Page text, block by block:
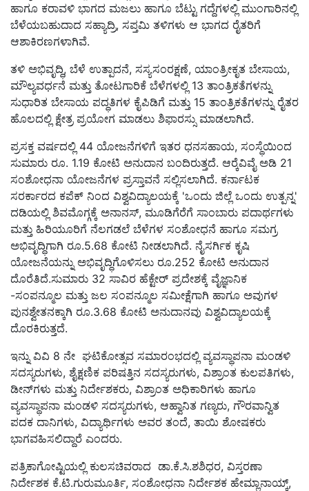
ಹಾಗೂ ಕರಾವಳಿ ಭಾಗದ ಮಜಲು ಹಾಗೂ ಬೆಟ್ಟು ಗದ್ದೆಗಳಲ್ಲಿ ಮುಂಗಾರಿನಲ್ಲಿ
ಬೆಳೆಯಬಹುದಾದ ಸಹ್ಯಾದ್ರಿ, ಸಪ್ತಮಿ ತಳಿಗಳು ಆ ಭಾಗದ ರೈತರಿಗೆ
ಆಶಾಕಿರಣಗಳಾಗಿವೆ.
ತಳಿ ಅಭಿವೃದ್ಧಿ, ಬೆಳೆ ಉತ್ಪಾದನೆ, ಸಸ್ಯಸಂರಕ್ಷಣೆ, ಯಾಂತ್ರೀಕೃತ ಬೇಸಾಯ,
ಮೌಲ್ಯವರ್ಧನೆ ಮತ್ತು ತೋಟಗಾರಿಕೆ ಬೆಳೆಗಳಲ್ಲಿ 13 ತಾಂತ್ರಿಕತೆಗಳನ್ನು
ಸುಧಾರಿತ ಬೇಸಾಯ ಪದ್ಧತಿಗಳ ಕೈಪಿಡಿಗೆ ಮತ್ತು 15 ತಾಂತ್ರಿಕತೆಗಳನ್ನು ರೈತರ
ಹೊಲದಲ್ಲಿ ಕ್ಷೇತ್ರ ಪ್ರಯೋಗ ಮಾಡಲು ಶಿಫಾರಸ್ಸು ಮಾಡಲಾಗಿದೆ.
ಪ್ರಸಕ್ತ ವರ್ಷದಲ್ಲಿ 44 ಯೋಜನೆಗಳಿಗೆ ಇತರ ಧನಸಹಾಯ, ಸಂಸ್ಥೆಯಿಂದ
ಸುಮಾರು ರೂ. 1.19 ಕೋಟಿ ಅನುದಾನ ಬಂದಿರುತ್ತದೆ. ಆರ್‍ಕೆವಿವೈ ಅಡಿ 21
ಸಂಶೋಧನಾ ಯೋಜನೆಗಳ ಪ್ರಸ್ತಾವನೆ ಸಲ್ಲಿಸಲಾಗಿದೆ. ಕರ್ನಾಟಕ
ಸರರ್ಕಾರದ ಕಪೆಕ್ ನಿಂದ ವಿಶ್ವವಿದ್ಯಾಲಯಕ್ಕೆ 'ಒಂದು ಜಿಲ್ಲೆ ಒಂದು ಉತ್ಪನ್ನ'
ದಡಿಯಲ್ಲಿ ಶಿವಮೊಗ್ಗಕ್ಕೆ ಅನಾನಸ್, ಮೂಡಿಗೆರೆಗೆ ಸಾಂಬಾರು ಪದಾರ್ಥಗಳು
ಮತ್ತು ಹಿರಿಯೂರಿಗೆ ನೆಲಗಡಲೆ ಬೆಳೆಗಳ ಸಂಶೋಧನೆ ಹಾಗೂ ಸಮಗ್ರ
ಅಭಿವೃದ್ಧಿಗಾಗಿ ರೂ.5.68 ಕೋಟಿ ನೀಡಲಾಗಿದೆ. ನೈಸರ್ಗಿಕ ಕೃಷಿ
ಯೋಜನೆಯನ್ನು ಅಭಿವೃದ್ಧಿಗೊಳಿಸಲು ರೂ.252 ಕೋಟಿ ಅನುದಾನ
ದೊರೆತಿದೆ.ಸುಮಾರು 32 ಸಾವಿರ ಹೆಕ್ಟೇರ್ ಪ್ರದೇಶಕ್ಕೆ ವೈಜ್ಞಾನಿಕ
-ಸಂಪನ್ಮೂಲ ಮತ್ತು ಜಲ ಸಂಪನ್ಮೂಲ ಸಮೀಕ್ಷೆಗಾಗಿ ಹಾಗೂ ಅವುಗಳ
ಪುನಶ್ವೇತನಕ್ಕಾಗಿ ರೂ.3.68 ಕೋಟಿ ಅನುದಾನವು ವಿಶ್ವವಿದ್ಯಾಲಯಕ್ಕೆ
ದೊರಕಿರುತ್ತದೆ.
ಇನ್ನು ವಿವಿ 8 ನೇ ಘಟಿಕೋತ್ಸವ ಸಮಾರಂಭದಲ್ಲಿ ವ್ಯವಸ್ಥಾಪನಾ ಮಂಡಳಿ
ಸದಸ್ಯರುಗಳು, ಶೈಕ್ಷಣಿಕ ಪರಿಷತ್ತಿನ ಸದಸ್ಯರುಗಳು, ವಿಶ್ರಾಂತ ಕುಲಪತಿಗಳು,
ಡೀನ್‍ಗಳು ಮತ್ತು ನಿರ್ದೇಶಕರು, ವಿಶ್ರಾಂತ ಅಧಿಕಾರಿಗಳು ಹಾಗೂ
ವ್ಯವಸ್ಥಾಪನಾ ಮಂಡಳಿ ಸದಸ್ಯರುಗಳು, ಆಹ್ವಾನಿತ ಗಣ್ಯರು, ಗೌರವಾನ್ವಿತ
ಪದಕ ದಾನಿಗಳು, ವಿದ್ಯಾರ್ಥಿಗಳು ಅವರ ತಂದೆ, ತಾಯಿ ಶೋಷಕರು
ಭಾಗವಹಿಸಲಿದ್ದಾರೆ ಎಂದರು.
ಪತ್ರಿಕಾಗೋಷ್ಟಿಯಲ್ಲಿ ಕುಲಸಚಿವರಾದ ಡಾ.ಕೆ.ಸಿ.ಶಶಿಧರ, ವಿಸ್ತರಣಾ
ನಿರ್ದೇಶಕ ಕೆ.ಟಿ.ಗುರುಮೂರ್ತಿ, ಸಂಶೋಧನಾ ನಿರ್ದೇಶಕ ಹೇಮ್ಲಾನಾಯ್ಕ್,